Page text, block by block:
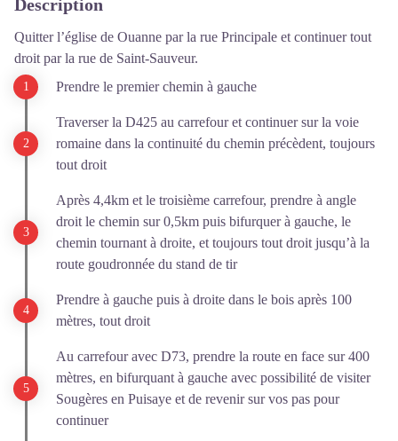
Description
Quitter l’église de Ouanne par la rue Principale et continuer tout
droit par la rue de Saint-Sauveur.
Prendre le premier chemin à gauche
Traverser la D425 au carrefour et continuer sur la voie
romaine dans la continuité du chemin précèdent, toujours
tout droit
Après 4,4km et le troisième carrefour, prendre à angle
droit le chemin sur 0,5km puis bifurquer à gauche, le
chemin tournant à droite, et toujours tout droit jusqu’à la
route goudronnée du stand de tir
Prendre à gauche puis à droite dans le bois après 100
mètres, tout droit
Au carrefour avec D73, prendre la route en face sur 400
mètres, en bifurquant à gauche avec possibilité de visiter
Sougères en Puisaye et de revenir sur vos pas pour
continuer